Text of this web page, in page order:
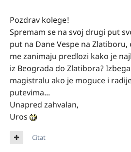
Pozdrav kolege!
Spremam se na svoj drugi put
put na Dane Vespe na Zlatiboru,
me zanimaju predlozi kako je
iz Beograda do Zlatibora?
magistralu ako je moguce i
putevima...
Unapred zahvalan,
Uros
Citat